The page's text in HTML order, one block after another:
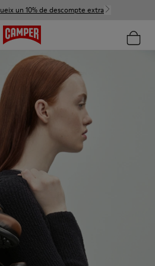
un 10% de descompte extra